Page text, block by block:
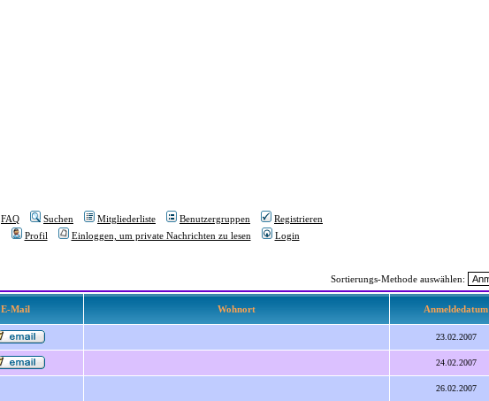
FAQ Suchen Mitgliederliste Benutzergruppen
Registrieren
Profil
Einloggen, um private Nachrichten zu lesen Login
Sortierungs-Methode auswählen:
E-Mail Wohnort Anmeldedatum
23.02.2007
24.02.2007
26.02.2007